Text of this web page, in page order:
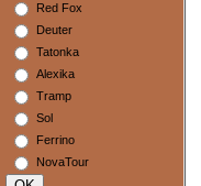
Red Fox
Deuter
Tatonka
Alexika
Tramp
Sol
Ferrino
NovaTour